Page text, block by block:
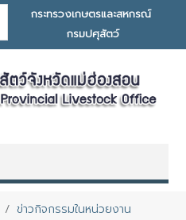
กระทรวงเกษตรและสหกรณ์
กรมปศุสัตว์
ข่าวกิจกรรมในหน่วยงาน